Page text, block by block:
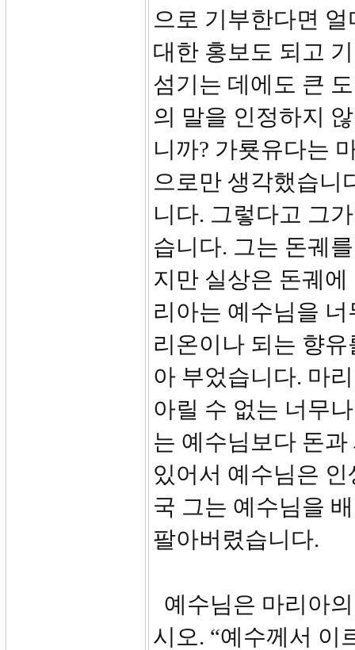
으로 기부한다면
대한 홍보도 되고
섬기는 데에도 큰
의 말을 인정하지
니까? 가룟유다는
으로만 생각했습니
니다. 그렇다고 그
습니다. 그는 돈궤
지만 실상은 돈궤
리아는 예수님을
리온이나 되는 향
아 부었습니다. 마
아릴 수 없는 너무
는 예수님보다 돈
있어서 예수님은
국 그는 예수님을
팔아버렸습니다.
예수님은 마리아
시오. “예수께서 이